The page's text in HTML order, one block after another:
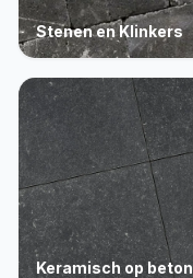
Stenen en Klinkers
Keramisch op beton